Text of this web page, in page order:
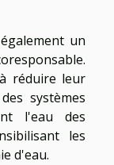
un
réduire leur
systèmes
l'eau des
les
d'eau.